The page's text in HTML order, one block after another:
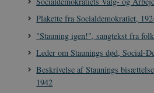
Plakette fra Socialdemokratiet,
"Stauning igen!", sangtekst fra
Leder om Staunings død, Social-
Beskrivelse af Staunings
1942
sp_landing